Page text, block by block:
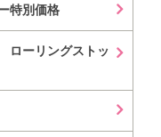
特別価格
ローリングストッ